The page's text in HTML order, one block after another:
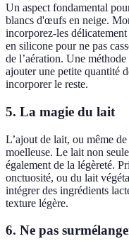
Un aspect fondamental
blancs d'œufs en neige.
incorporez-les
en silicone pour ne pas
de l’aération. Une
ajouter une petite quantité
incorporer le reste.
5. La magie du lait
L’ajout de lait, ou même
moelleuse. Le lait non
également de la légèreté.
onctuosité, ou du lait
intégrer des ingrédients
texture légère.
6. Ne pas